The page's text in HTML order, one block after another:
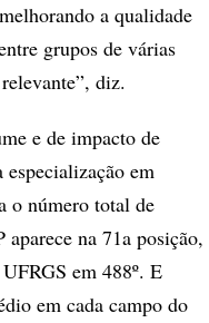
a qualidade
grupos de várias
diz.
e de impacto de
em
o número total de
na 71a posição,
em 488º. E
em cada campo do